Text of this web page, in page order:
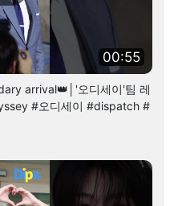
00:55
arrival👑│'오디세이'팀 레
#오디세이 #dispatch #